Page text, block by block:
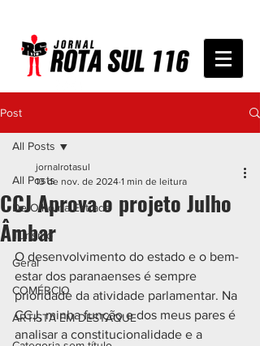
Post
All Posts
De Olho na Estrada
Turismo
Geral
COMÉRCIO
ARTISTA EM DESTAQUE
All Posts
CCJ Aprova o projeto Julho
Âmbar
jornalrotasul
13 de nov. de 2024 1 min de leitura
O desenvolvimento do estado e o bem-
estar dos paranaenses é sempre
prioridade da atividade parlamentar. Na
CCJ, minha função e dos meus pares é
analisar a constitucionalidade e a